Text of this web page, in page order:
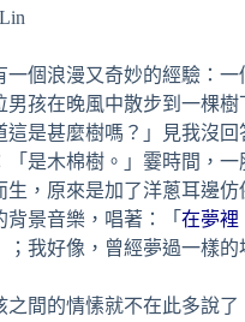
一個浪漫又奇妙的經驗：一
男孩在晚風中散步到一棵樹
這是甚麼樹嗎？」見我沒回
「是木棉樹。」霎時間，一
生，原來是加了洋蔥耳邊仿
背景音樂，唱著：「 在夢裡
；我好像，曾經夢過一樣的
之間的情愫就不在此多說了